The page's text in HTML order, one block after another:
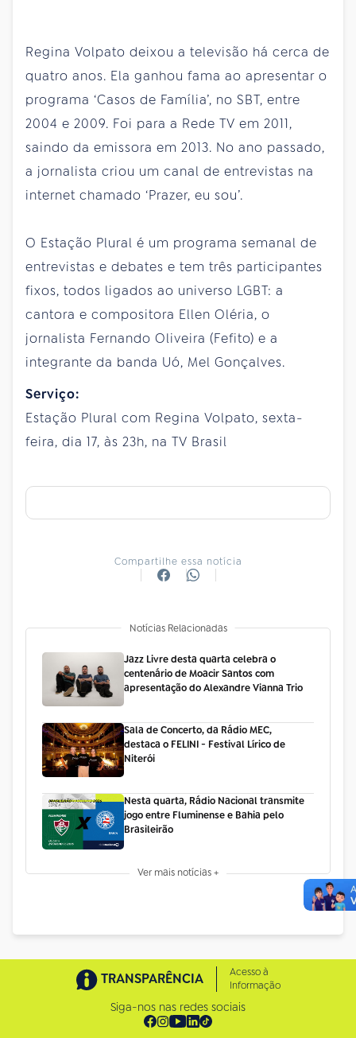
Regina Volpato deixou a televisão há cerca de
quatro anos. Ela ganhou fama ao apresentar o
programa ‘Casos de Família’, no SBT, entre
2004 e 2009. Foi para a Rede TV em 2011,
saindo da emissora em 2013. No ano passado,
a jornalista criou um canal de entrevistas na
internet chamado ‘Prazer, eu sou’.
O Estação Plural é um programa semanal de
entrevistas e debates e tem três participantes
fixos, todos ligados ao universo LGBT: a
cantora e compositora Ellen Oléria, o
jornalista Fernando Oliveira (Fefito) e a
integrante da banda Uó, Mel Gonçalves.
Serviço:
Estação Plural com Regina Volpato, sexta-
feira, dia 17, às 23h, na TV Brasil
Compartilhe essa notícia
Notícias Relacionadas
Jazz Livre desta quarta celebra o
centenário de Moacir Santos com
apresentação do Alexandre Vianna Trio
Sala de Concerto, da Rádio MEC,
destaca o FELINI - Festival Lírico de
Niterói
Nesta quarta, Rádio Nacional transmite
jogo entre Fluminense e Bahia pelo
Brasileirão
Ver mais notícias +
TRANSPARÊNCIA
Acesso à
Informação
Siga-nos nas redes sociais